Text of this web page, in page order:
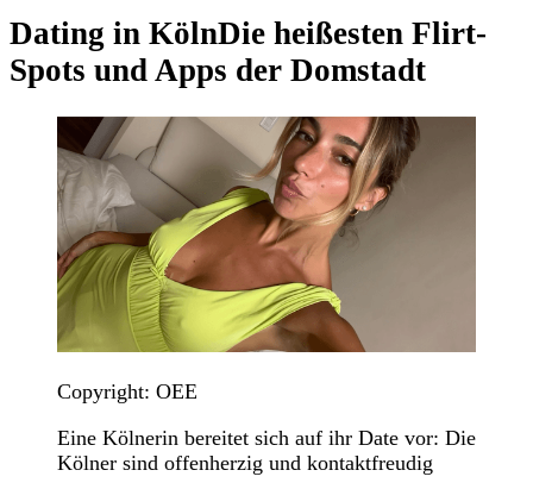
Dating in KölnDie heißesten Flirt-
Spots und Apps der Domstadt
Copyright: OEE
Eine Kölnerin bereitet sich auf ihr Date vor: Die
Kölner sind offenherzig und kontaktfreudig